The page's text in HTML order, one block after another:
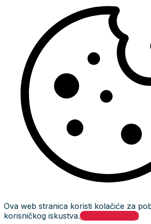
Ova web stranica koristi kolačiće za
korisničkog iskustva.Prihvati i zatvori